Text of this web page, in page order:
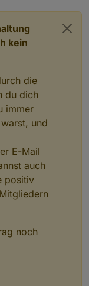
kein
die
du dich
immer
und
E-Mail
auch
positiv
noch